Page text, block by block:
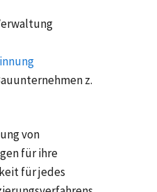
z.
von
für ihre
für jedes